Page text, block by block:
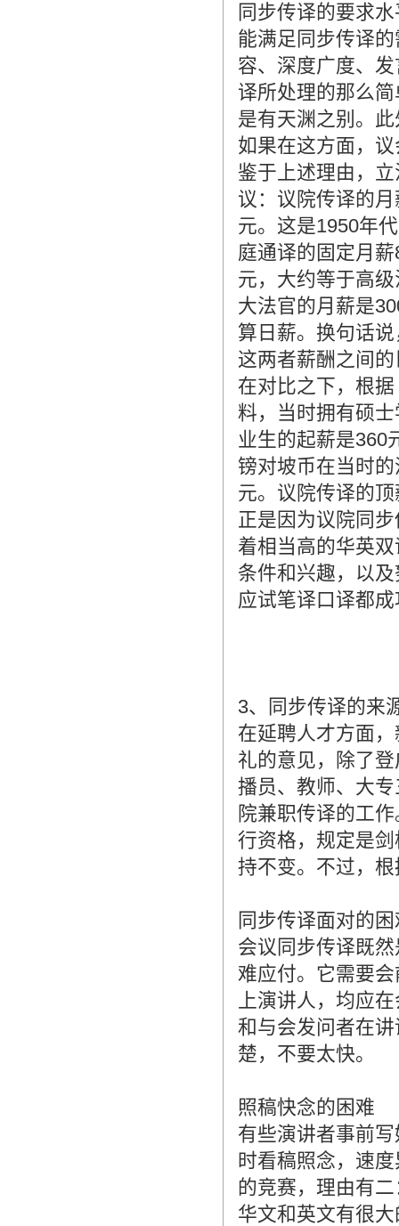
同步传译的要求
能满足同步传译
容、深度广度、
译所处理的那么
是有天渊之别。
如果在这方面，
鉴于上述理由，
议：议院传译的
元。这是1950年
庭通译的固定月
元，大约等于高
大法官的月薪是
算日薪。换句话
这两者薪酬之间
在对比之下，根
料，当时拥有硕
业生的起薪是360
镑对坡币在当时
元。议院传译的
正是因为议院同
着相当高的华英
条件和兴趣，以
应试笔译口译都
3、同步传译的来
在延聘人才方面
礼的意见，除了
播员、教师、大
院兼职传译的工
行资格，规定是剑
持不变。不过，
同步传译面对的困
会议同步传译既
难应付。它需要
上演讲人，均应
和与会发问者在
楚，不要太快。
照稿快念的困难
有些演讲者事前
时看稿照念，速
的竞赛，理由有二
华文和英文有很